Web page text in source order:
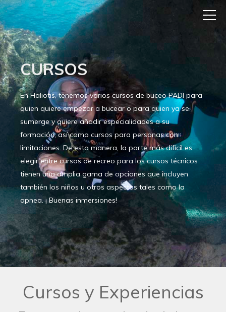
CURSOS
En Haliotis, tenemos varios cursos de buceo PADI para
quien quiere empezar a bucear o para quien ya se
sumerge y quiere añadir especialidades a su
formación, así como cursos para personas con
limitaciones. De esta manera, la parte más difícil es
elegir entre cursos de recreo para los cursos técnicos
tienen una amplia gama de opciones que incluyen
también los niños u otros aspectos tales como la
apnea. ¡ Buenas inmersiones!
Cursos y Experiencias